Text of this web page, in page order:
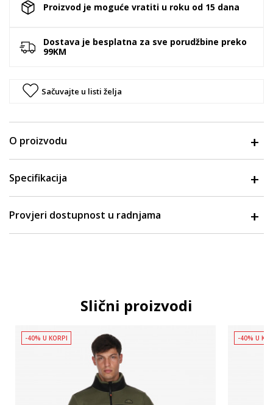
Proizvod je moguće vratiti u roku od 15 dana
Dostava je besplatna za sve porudžbine preko
99KM
Sačuvajte u listi želja
O proizvodu
Specifikacija
Provjeri dostupnost u radnjama
Slični proizvodi
-40% U KORPI -40% U